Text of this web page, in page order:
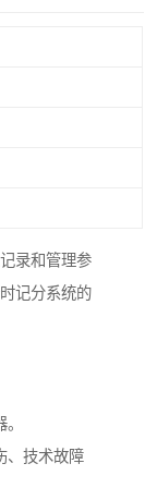
录和管理参
记分系统的
、技术故障